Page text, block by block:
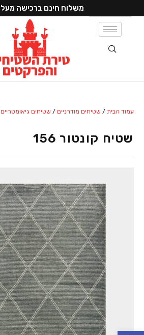
משלוח חינם ברכישה מעל 499₪
עמוד הבית / שטיחים מודרניים / שטיחים גיאומטריים
שטיח קונטור 156